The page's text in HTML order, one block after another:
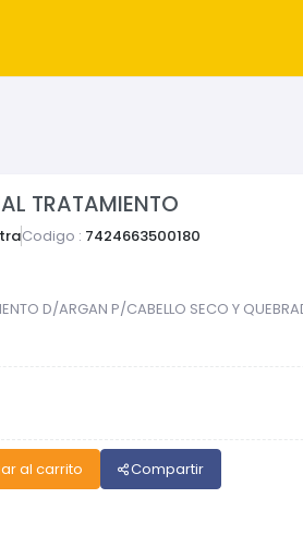
TRATAMIENTO
Codigo : 7424663500180
D/ARGAN P/CABELLO SECO Y
al carrito Compartir